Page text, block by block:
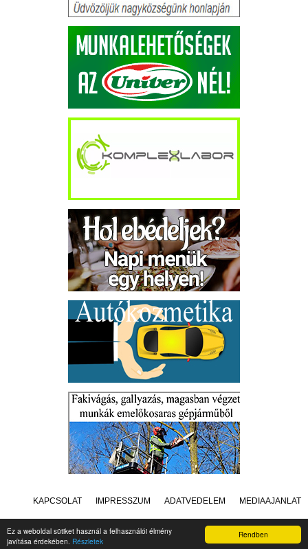
Rendben
Ez a weboldal sütiket használ a felhasználói élmény
javítása érdekében. Részletek
KAPCSOLAT IMPRESSZUM ADATVÉDELEM MÉDIAAJÁNLAT
Készítette:Raster Studio